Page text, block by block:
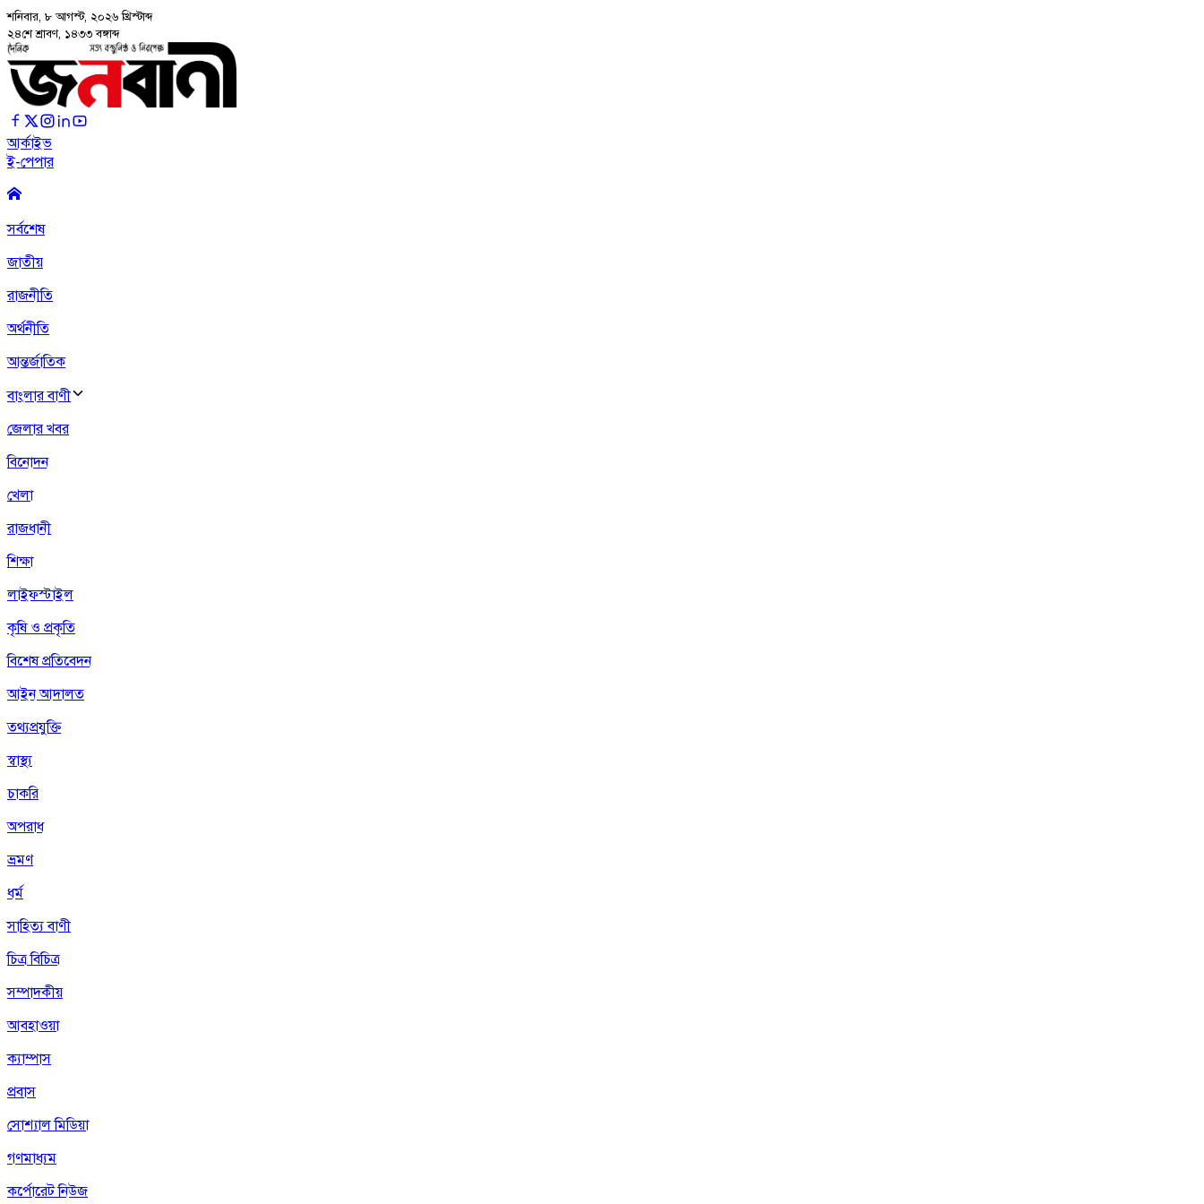
শনিবার, ৮ আগস্ট, ২০২৬ খ্রিস্টাব্দ
২৪শে শ্রাবণ, ১৪৩৩ বঙ্গাব্দ
আর্কাইভ
ই-পেপার
সর্বশেষ
জাতীয়
রাজনীতি
অর্থনীতি
আন্তর্জাতিক
বাংলার বাণী
জেলার খবর
বিনোদন
খেলা
রাজধানী
শিক্ষা
লাইফস্টাইল
কৃষি ও প্রকৃতি
বিশেষ প্রতিবেদন
আইন আদালত
তথ্যপ্রযুক্তি
স্বাস্থ্য
চাকরি
অপরাধ
ভ্রমণ
ধর্ম
সাহিত্য বাণী
চিত্র বিচিত্র
সম্পাদকীয়
আবহাওয়া
ক্যাম্পাস
প্রবাস
সোশ্যাল মিডিয়া
গণমাধ্যম
কর্পোরেট নিউজ